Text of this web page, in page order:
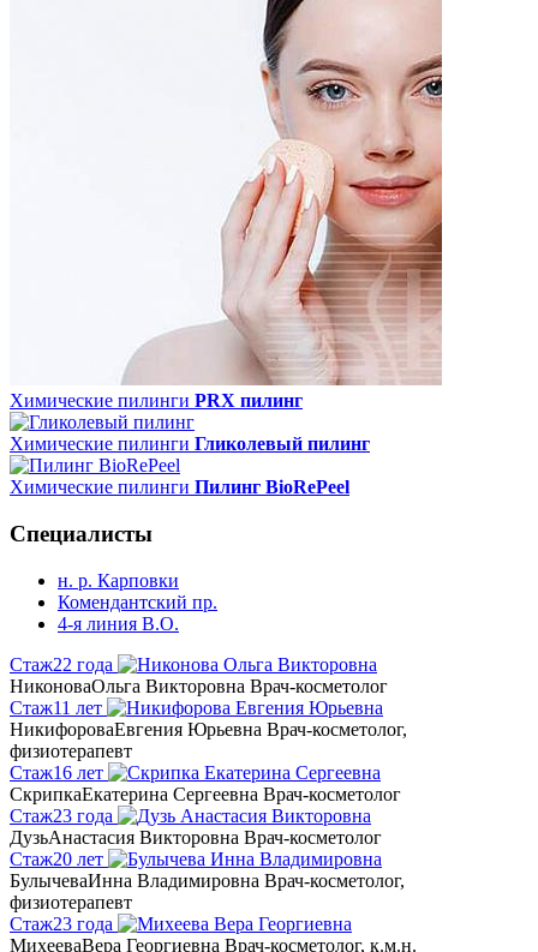
Химические пилинги PRX пилинг
Химические пилинги Гликолевый пилинг
Химические пилинги Пилинг BioRePeel
Специалисты
н. р. Карповки
Комендантский пр.
4-я линия В.О.
Стаж22 года
НиконоваОльга Викторовна Врач-косметолог
Стаж11 лет
НикифороваЕвгения Юрьевна Врач-косметолог,
физиотерапевт
Стаж16 лет
СкрипкаЕкатерина Сергеевна Врач-косметолог
Стаж23 года
ДузьАнастасия Викторовна Врач-косметолог
Стаж20 лет
БулычеваИнна Владимировна Врач-косметолог,
физиотерапевт
Стаж23 года
МихееваВера Георгиевна Врач-косметолог, к.м.н.